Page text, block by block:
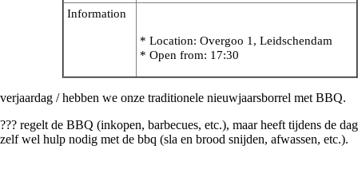
Information
* Location: Overgoo 1, Leidschendam
* Open from: 17:30
verjaardag / hebben we onze traditionele nieuwjaarsborrel met BBQ.
??? regelt de BBQ (inkopen, barbecues, etc.), maar heeft tijdens de dag
zelf wel hulp nodig met de bbq (sla en brood snijden, afwassen, etc.).